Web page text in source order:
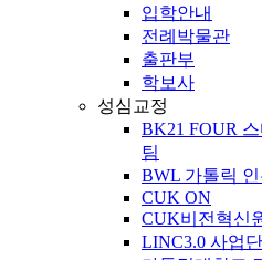
입학안내
전례박물관
출판부
학보사
성심교정
BK21 FOUR
팀
BWL 가톨릭
CUK ON
CUK비전혁신
LINC3.0 사업단